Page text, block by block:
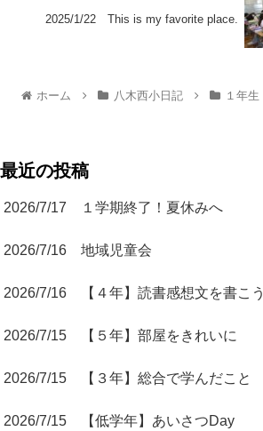
2025/1/22 This is my favorite place.
ホーム 八木西小日記 １年生
最近の投稿
2026/7/17 １学期終了！夏休みへ
2026/7/16 地域児童会
2026/7/16 【４年】読書感想文を書こう
2026/7/15 【５年】部屋をきれいに
2026/7/15 【３年】総合で学んだこと
2026/7/15 【低学年】あいさつDay